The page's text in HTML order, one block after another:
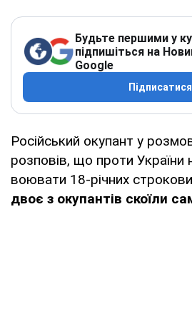
Будьте першими у
підпишіться на
Google
Підписатися
Російський окупант у
розповів, що проти України
воювати 18-річних
двоє з окупантів скоїли